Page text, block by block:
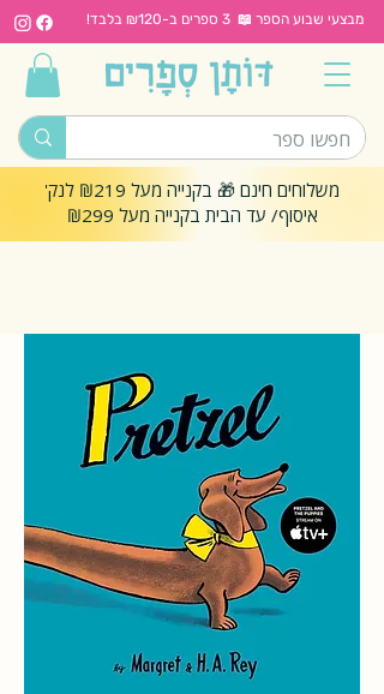
מבצעי שבוע הספר 📖 3 ספרים ב-₪120 בלבד!
משלוחים חינם 🎁 בקנייה מעל ₪219 לנק'
איסוף/ עד הבית בקנייה מעל ₪299